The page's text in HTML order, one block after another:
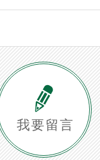
我要留言